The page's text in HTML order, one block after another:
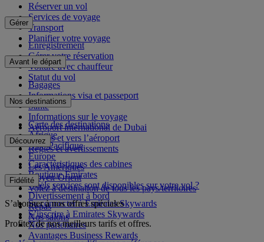
Réserver un vol
Services de voyage
Transport
Planifier votre voyage
Gérer
Enregistrement
Gérer votre réservation
Voiture avec chauffeur
Statut du vol
Avant le départ
Bagages
Informations visa et passeport
Santé
Informations sur le voyage
Aéroport international de Dubai
Depuis et vers l’aéroport
Règles et avertissements
Nos destinations
Carte des destinations
Afrique
Asie-Pacifique
Europe
Les Amériques
Moyen-Orient
Volez à destination de tous les pays/territoires
Découvrez
Caractéristiques des cabines
Boutique Emirates
Quels services sont disponibles sur votre vol ?
Divertissement à bord
Repas
Nos salons
Fidélité
Se connecter à Emirates Skywards
S’inscrire à Emirates Skywards
Nos partenaires
Avantages Business Rewards
S’abonner à nos offres spéciales
Profitez de nos meilleurs tarifs et offres.